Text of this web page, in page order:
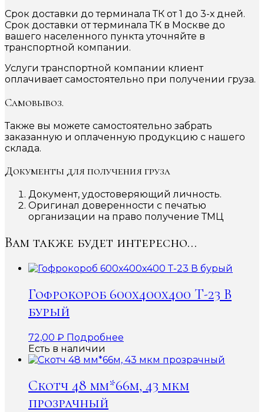
Срок доставки до терминала ТК от 1 до 3-х дней.
Срок доставки от терминала ТК в Москве до
вашего населенного пункта уточняйте в
транспортной компании.
Услуги транспортной компании клиент
оплачивает самостоятельно при получении груза.
Самовывоз.
Также вы можете самостоятельно забрать
заказанную и оплаченную продукцию с нашего
склада.
Документы для получения груза
Документ, удостоверяющий личность.
Оригинал доверенности с печатью
организации на право получение ТМЦ
Вам также будет интересно…
Гофрокороб 600x400x400 Т-23 В
бурый
72,00 ₽ Подробнее
Есть в наличии
Скотч 48 мм*66м, 43 мкм
прозрачный